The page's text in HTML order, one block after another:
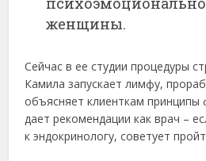
женщины.
Сейчас в ее студии процедуры
Камила запускает лимфу,
объясняет клиенткам принципы
дает рекомендации как врач –
к эндокринологу, советует